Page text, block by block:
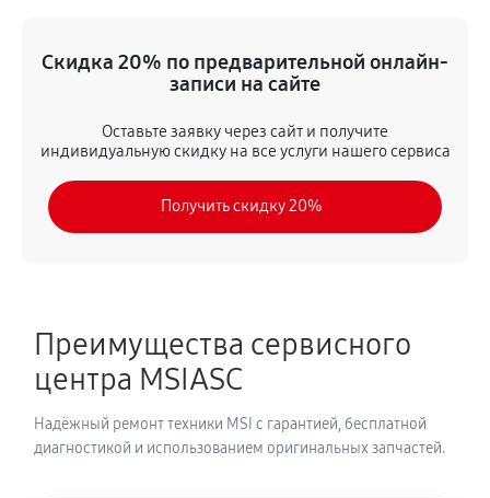
Скидка 20% по предварительной онлайн-
записи на сайте
Оставьте заявку через сайт и получите
индивидуальную скидку на все услуги нашего сервиса
Получить скидку 20%
Преимущества сервисного
центра MSIASC
Надёжный ремонт техники MSI с гарантией, бесплатной
диагностикой и использованием оригинальных запчастей.